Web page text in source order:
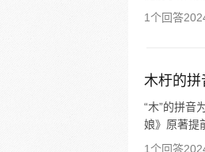
1个回答
木杅的拼
“木”的拼音
娘》原著提
1个回答